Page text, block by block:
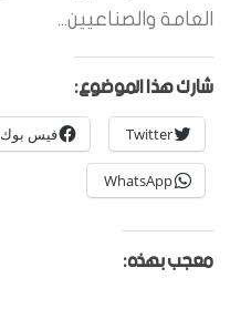
العامة والصناعيين...
شارك هذا الموضوع:
Twitter فيس بوك
WhatsApp
معجب بهذه: